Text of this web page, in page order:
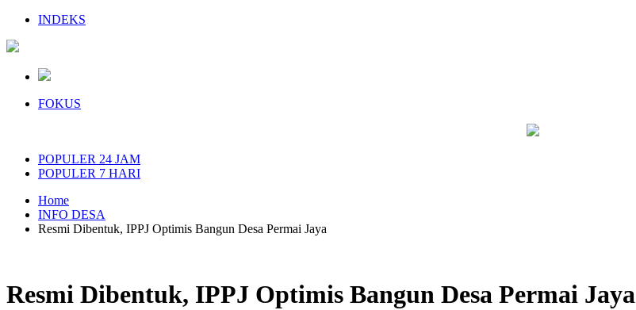
INDEKS
FOKUS
POPULER 24 JAM
POPULER 7 HARI
Home
INFO DESA
Resmi Dibentuk, IPPJ Optimis Bangun Desa Permai Jaya
Resmi Dibentuk, IPPJ Optimis Bangun Desa Permai Jaya